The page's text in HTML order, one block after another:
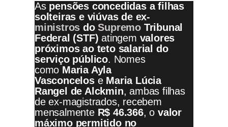
As pensões concedidas a filhas
solteiras e viúvas de ex-
ministros doSupremo Tribunal
Federal (STF) atingem valores
próximos ao teto salarial do
serviço público. Nomes
como Maria Ayla
Vasconcelose Maria Lúcia
Rangel de Alckmin, ambas filhas
de ex-magistrados, recebem
mensalmente R$ 46.366, ovalor
máximo permitido no